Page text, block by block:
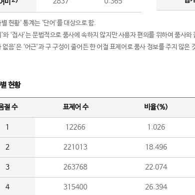
미
현황' 통계는 '단어'를 대상으로 함.
와 ‘접사’는 문법적으로 품사에 속하지 않지만 사용자 편의를 위하여 품사와
없음’은 ‘어근’과 구 구성이 줄어든 한 어절 표제어로 품사 정보를 주지 않은
현황
절 수 표제어 수 비율(%)
1 12266 1.026
2 221013 18.496
3 263768 22.074
4 315400 26.394